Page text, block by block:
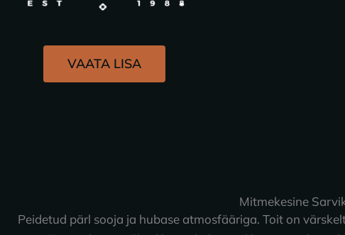
VAATA LISA
Mitmekesine
Peidetud pärl sooja ja hubase atmosfääriga. Toit on